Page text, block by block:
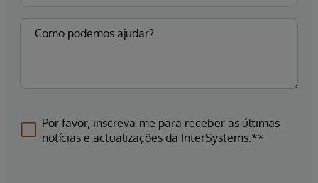
Por favor, inscreva-me para receber as últimas
notícias e actualizações da InterSystems.**